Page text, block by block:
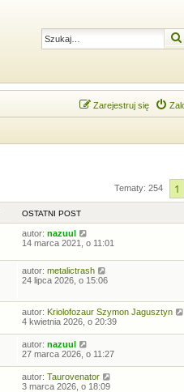
Zarejestruj się
Tematy: 254 1
OSTATNI POST
autor: nazuul
14 marca 2021, o 11:01
autor: metalictrash
24 lipca 2026, o 15:06
autor: Kriolofozaur Szymon Jagusztyn
4 kwietnia 2026, o 20:39
autor: nazuul
27 marca 2026, o 11:27
autor: Taurovenator
3 marca 2026, o 18:09